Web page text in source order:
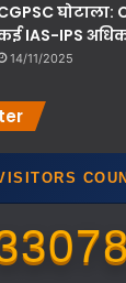
घोटाला:
IAS-IPS
14/11/2025